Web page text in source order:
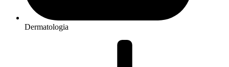
Dermatologia